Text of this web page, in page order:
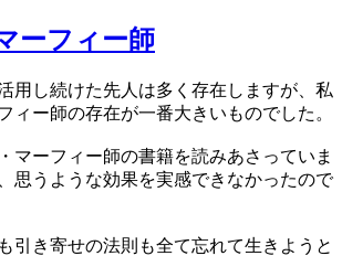
ーフィー師
用し続けた先人は多く存在しますが、私
ィー師の存在が一番大きいものでした。
マーフィー師の書籍を読みあさっていま
思うような効果を実感できなかったので
引き寄せの法則も全て忘れて生きようと